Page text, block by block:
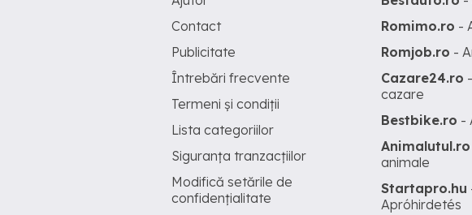
Contact
Publicitate
Întrebări frecvente
Termeni și condiții
Lista categoriilor
Siguranța tranzacțiilor
Modifică setările de
confidențialitate
Romimo.ro -
Romjob.ro -
Cazare24.ro
cazare
Bestbike.ro -
Animalutul.ro
animale
Startapro.hu
Apróhirdetés